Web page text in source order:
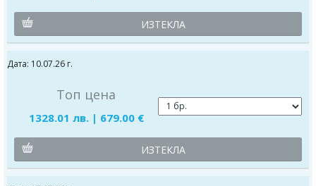
ИЗТЕКЛА
Дата: 10.07.26 г.
Топ цена
1328.01 лв. | 679.00 €
ИЗТЕКЛА